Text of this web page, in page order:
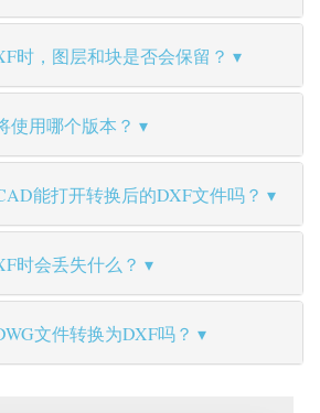
时，图层和块是否会保留？
使用哪个版本？
能打开转换后的DXF文件吗？
时会丢失什么？
文件转换为DXF吗？